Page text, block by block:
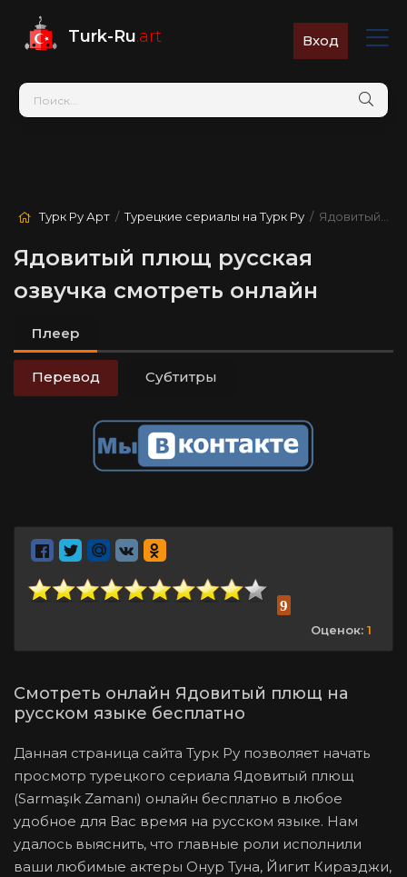
Turk-Ru.art Вход
Турк Ру Арт /Турецкие сериалы на Турк Ру / Ядовитый плющ
Ядовитый плющ русская
озвучка смотреть онлайн
Данная страница сайта Турк Ру позволяет начать
просмотр турецкого сериала Ядовитый плющ
(Sarmaşık Zamanı) онлайн бесплатно в любое
удобное для Вас время на русском языке. Нам
удалось выяснить, что главные роли исполнили
ваши любимые актеры Онур Туна, Йигит Киразджи,
Смотреть онлайн Ядовитый плющ на
русском языке бесплатно
Плеер
Перевод Субтитры
9
Оценок: 1